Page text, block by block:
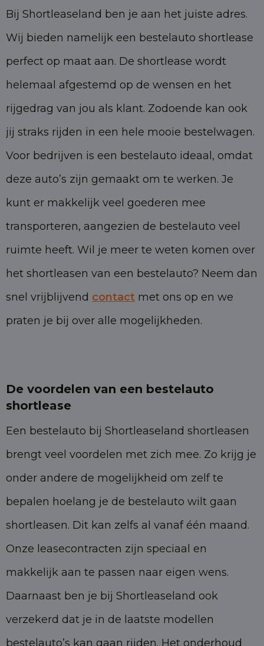
Bij Shortleaseland ben je aan het juiste adres.
Wij bieden namelijk een bestelauto shortlease
perfect op maat aan. De shortlease wordt
helemaal afgestemd op de wensen en het
rijgedrag van jou als klant. Zodoende kan ook
jij straks rijden in een hele mooie bestelwagen.
Voor bedrijven is een bestelauto ideaal, omdat
deze auto’s zijn gemaakt om te werken. Je
kunt er makkelijk veel goederen mee
transporteren, aangezien de bestelauto veel
ruimte heeft. Wil je meer te weten komen over
het shortleasen van een bestelauto? Neem dan
snel vrijblijvend contact met ons op en we
praten je bij over alle mogelijkheden.
De voordelen van een bestelauto
shortlease
Een bestelauto bij Shortleaseland shortleasen
brengt veel voordelen met zich mee. Zo krijg je
onder andere de mogelijkheid om zelf te
bepalen hoelang je de bestelauto wilt gaan
shortleasen. Dit kan zelfs al vanaf één maand.
Onze leasecontracten zijn speciaal en
makkelijk aan te passen naar eigen wens.
Daarnaast ben je bij Shortleaseland ook
verzekerd dat je in de laatste modellen
bestelauto’s kan gaan rijden. Het onderhoud